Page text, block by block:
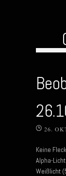
26.
Keine
Alpha-
Weißlicht